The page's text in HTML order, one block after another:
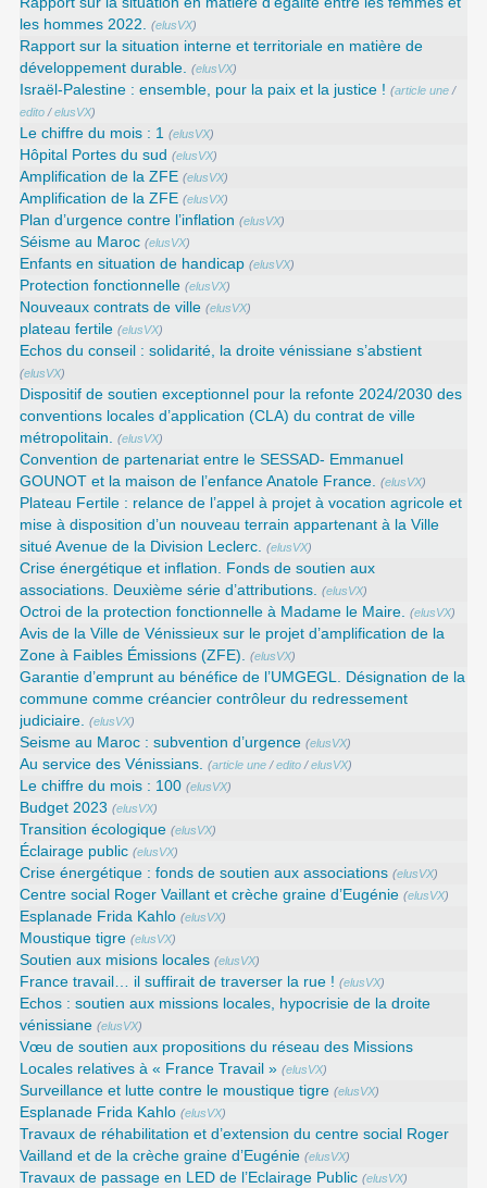
les hommes 2022. (elusVX)
Rapport sur la situation interne et territoriale en matière de
développement durable. (elusVX)
Israël-Palestine : ensemble, pour la paix et la justice ! (article une /
edito /elusVX)
Le chiffre du mois : 1 (elusVX)
Hôpital Portes du sud (elusVX)
Amplification de la ZFE (elusVX)
Amplification de la ZFE (elusVX)
Plan d’urgence contre l’inflation (elusVX)
Séisme au Maroc (elusVX)
Enfants en situation de handicap (elusVX)
Protection fonctionnelle (elusVX)
Nouveaux contrats de ville (elusVX)
plateau fertile (elusVX)
Echos du conseil : solidarité, la droite vénissiane s’abstient
(elusVX)
Dispositif de soutien exceptionnel pour la refonte 2024/2030 des
conventions locales d’application (CLA) du contrat de ville
métropolitain. (elusVX)
Convention de partenariat entre le SESSAD- Emmanuel
GOUNOT et la maison de l’enfance Anatole France. (elusVX)
Plateau Fertile : relance de l’appel à projet à vocation agricole et
mise à disposition d’un nouveau terrain appartenant à la Ville
situé Avenue de la Division Leclerc. (elusVX)
Crise énergétique et inflation. Fonds de soutien aux
associations. Deuxième série d’attributions. (elusVX)
Octroi de la protection fonctionnelle à Madame le Maire. (elusVX)
Avis de la Ville de Vénissieux sur le projet d’amplification de la
Zone à Faibles Émissions (ZFE). (elusVX)
Garantie d’emprunt au bénéfice de l’UMGEGL. Désignation de la
commune comme créancier contrôleur du redressement
judiciaire. (elusVX)
Seisme au Maroc : subvention d’urgence (elusVX)
Au service des Vénissians. (article une /edito /elusVX)
Le chiffre du mois : 100 (elusVX)
Budget 2023 (elusVX)
Transition écologique (elusVX)
Éclairage public (elusVX)
Crise énergétique : fonds de soutien aux associations (elusVX)
Centre social Roger Vaillant et crèche graine d’Eugénie (elusVX)
Esplanade Frida Kahlo (elusVX)
Moustique tigre (elusVX)
Soutien aux misions locales (elusVX)
France travail… il suffirait de traverser la rue ! (elusVX)
Echos : soutien aux missions locales, hypocrisie de la droite
vénissiane (elusVX)
Vœu de soutien aux propositions du réseau des Missions
Locales relatives à « France Travail » (elusVX)
Surveillance et lutte contre le moustique tigre (elusVX)
Esplanade Frida Kahlo (elusVX)
Travaux de réhabilitation et d’extension du centre social Roger
Vailland et de la crèche graine d’Eugénie (elusVX)
Travaux de passage en LED de l’Eclairage Public (elusVX)